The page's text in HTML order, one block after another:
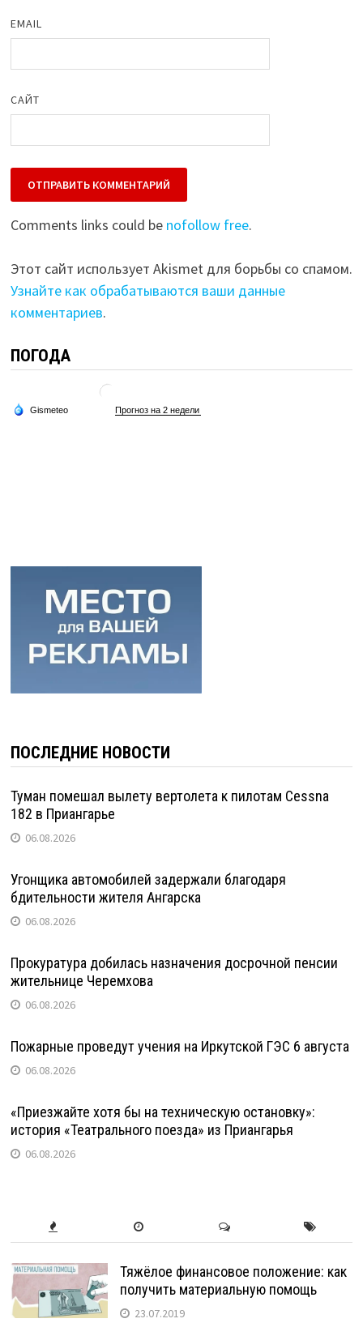
EMAIL
САЙТ
Comments links could be nofollow free.
Этот сайт использует Akismet для борьбы со спамом.
Узнайте как обрабатываются ваши данные
комментариев.
ПОГОДА
ПОСЛЕДНИЕ НОВОСТИ
Туман помешал вылету вертолета к пилотам Cessna
182 в Приангарье
06.08.2026
Угонщика автомобилей задержали благодаря
бдительности жителя Ангарска
06.08.2026
Прокуратура добилась назначения досрочной пенсии
жительнице Черемхова
06.08.2026
Пожарные проведут учения на Иркутской ГЭС 6 августа
06.08.2026
«Приезжайте хотя бы на техническую остановку»:
история «Театрального поезда» из Приангарья
06.08.2026
Тяжёлое финансовое положение: как
получить материальную помощь
23.07.2019